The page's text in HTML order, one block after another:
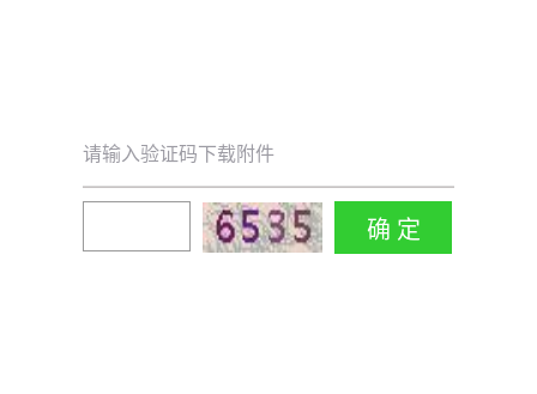
请输入验证码下载附件